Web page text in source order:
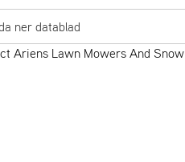
ner datablad
Ariens Lawn Mowers And Snow